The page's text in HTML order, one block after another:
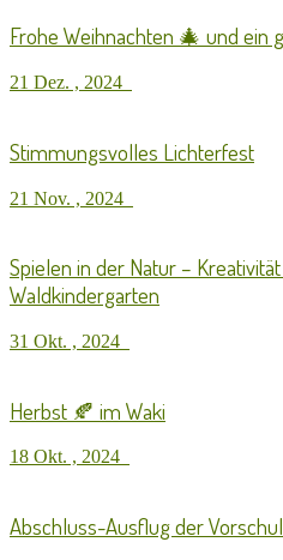
Frohe Weihnachten 🎄 und ein
21 Dez. , 2024
Stimmungsvolles Lichterfest
21 Nov. , 2024
Spielen in der Natur –
Waldkindergarten
31 Okt. , 2024
Herbst 🍂 im Waki
18 Okt. , 2024
Abschluss-Ausflug der